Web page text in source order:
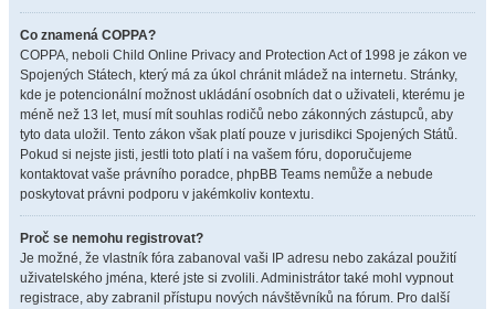
Co znamená COPPA?
COPPA, neboli Child Online Privacy and Protection Act of 1998 je zákon ve
Spojených Státech, který má za úkol chránit mládež na internetu. Stránky,
kde je potencionální možnost ukládání osobních dat o uživateli, kterému je
méně než 13 let, musí mít souhlas rodičů nebo zákonných zástupců, aby
tyto data uložil. Tento zákon však platí pouze v jurisdikci Spojených Států.
Pokud si nejste jisti, jestli toto platí i na vašem fóru, doporučujeme
kontaktovat vaše právního poradce, phpBB Teams nemůže a nebude
poskytovat právni podporu v jakémkoliv kontextu.
Proč se nemohu registrovat?
Je možné, že vlastník fóra zabanoval vaši IP adresu nebo zakázal použití
uživatelského jména, které jste si zvolili. Administrátor také mohl vypnout
registrace, aby zabranil přístupu nových návštěvníků na fórum. Pro další